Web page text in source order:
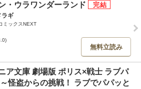
・ウラワンダーランド
ラギ
ミックスNEXT
無料立読み
ア文庫 劇場版 ポリス×戦士 ラブパ
～怪盗からの挑戦！ ラブでパパッと